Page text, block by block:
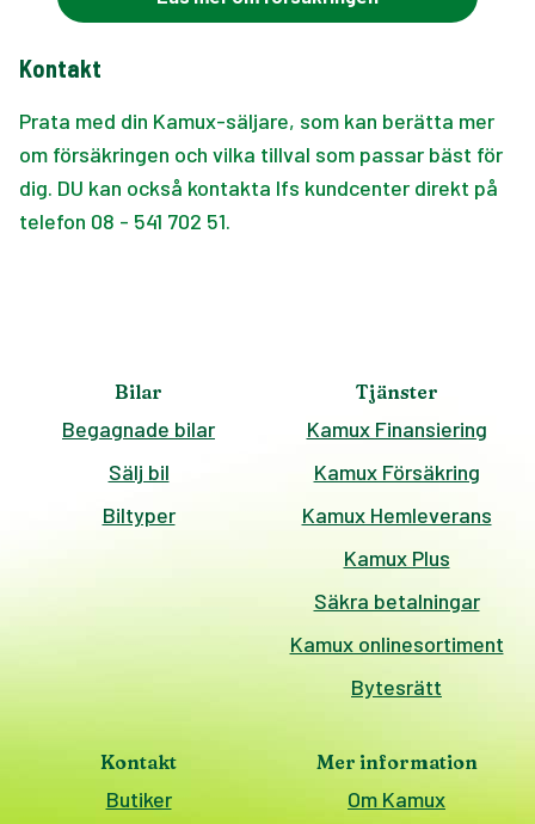
Kontakt
Prata med din Kamux-säljare, som kan berätta mer
om försäkringen och vilka tillval som passar bäst för
dig. DU kan också kontakta Ifs kundcenter direkt på
telefon 08 - 541 702 51.
Bilar
Begagnade bilar
Sälj bil
Biltyper
Tjänster
Kamux Finansiering
Kamux Försäkring
Kamux Hemleverans
Kamux Plus
Säkra betalningar
Kamux onlinesortiment
Bytesrätt
Kontakt
Butiker
Mer information
Om Kamux